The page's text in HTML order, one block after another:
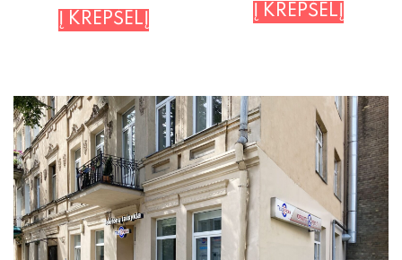
Į KREPŠELĮ Į KREPŠELĮ